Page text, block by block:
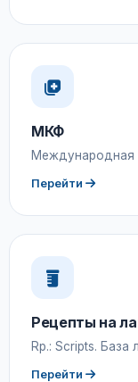
МКФ
Международная
Перейти
Рецепты на
Rp.: Scripts. База
Перейти